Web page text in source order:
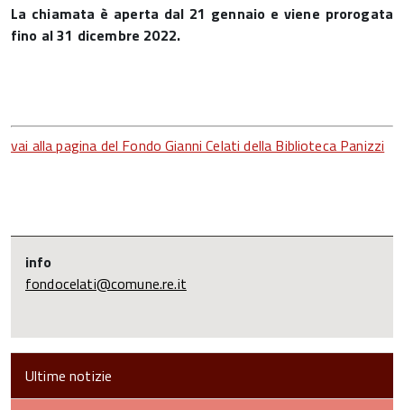
La chiamata è aperta dal 21 gennaio e viene prorogata
fino al 31 dicembre 2022.
vai alla pagina del Fondo Gianni Celati della Biblioteca Panizzi
info
fondocelati@comune.re.it
Ultime notizie